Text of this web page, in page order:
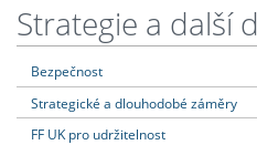
Strategie a další
Bezpečnost
Strategické a dlouhodobé záměry
FF UK pro udržitelnost